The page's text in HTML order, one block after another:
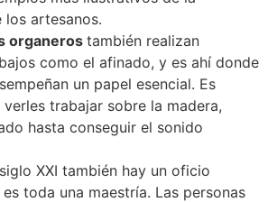
artesanos.
organeros también realizan
como el afinado, y es ahí donde
un papel esencial. Es
trabajar sobre la madera,
hasta conseguir el sonido
XXI también hay un oficio
toda una maestría. Las personas